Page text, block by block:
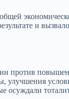
и
против
улучшения
осуждали